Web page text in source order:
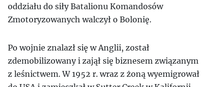
oddziału do siły Batalionu Komandosów
Zmotoryzowanych walczył o Bolonię.
Po wojnie znalazł się w Anglii, został
zdemobilizowany i zajął się biznesem związanym
z leśnictwem. W 1952 r. wraz z żoną wyemigrował